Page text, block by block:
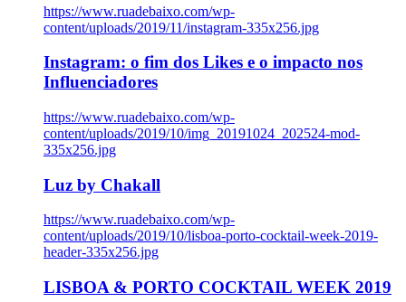
https://www.ruadebaixo.com/wp-
content/uploads/2019/11/instagram-335x256.jpg
Instagram: o fim dos Likes e o impacto nos
Influenciadores
https://www.ruadebaixo.com/wp-
content/uploads/2019/10/img_20191024_202524-mod-
335x256.jpg
Luz by Chakall
https://www.ruadebaixo.com/wp-
content/uploads/2019/10/lisboa-porto-cocktail-week-2019-
header-335x256.jpg
LISBOA & PORTO COCKTAIL WEEK 2019